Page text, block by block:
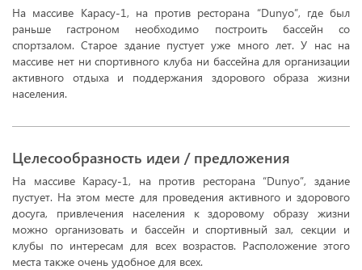
На массиве Карасу-1, на против ресторана “Dunyo”, где был
раньше гастроном необходимо построить бассейн со
спортзалом. Старое здание пустует уже много лет. У нас на
массиве нет ни спортивного клуба ни бассейна для организации
активного отдыха и поддержания здорового образа жизни
населения.
Целесообразность идеи / предложения
На массиве Карасу-1, на против ресторана “Dunyo”, здание
пустует. На этом месте для проведения активного и здорового
досуга, привлечения населения к здоровому образу жизни
можно организовать и бассейн и спортивный зал, секции и
клубы по интересам для всех возрастов. Расположение этого
места также очень удобное для всех.